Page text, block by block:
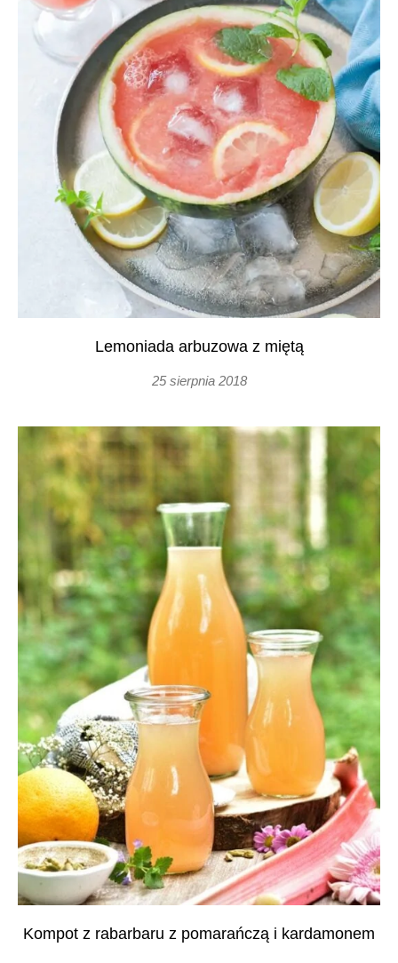
Lemoniada arbuzowa z miętą
25 sierpnia 2018
Kompot z rabarbaru z pomarańczą i kardamonem